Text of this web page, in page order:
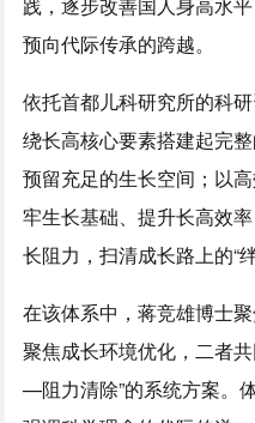
践，逐步改善国人身高水
预向代际传承的跨越。
依托首都儿科研究所的科
绕长高核心要素搭建起完
预留充足的生长空间；以
牢生长基础、提升长高效
长阻力，扫清成长路上的“绊
在该体系中，蒋竞雄博士
聚焦成长环境优化，二者
—阻力清除”的系统方案。